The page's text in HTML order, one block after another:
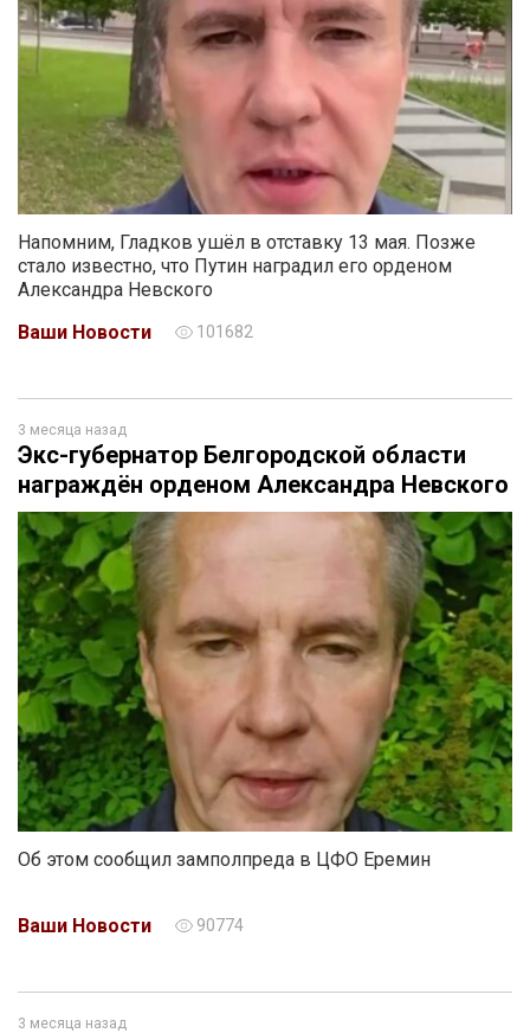
Напомним, Гладков ушёл в отставку 13 мая. Позже
стало известно, что Путин наградил его орденом
Александра Невского
Ваши Новости
101682
3 месяца назад
Экс-губернатор Белгородской области
награждён орденом Александра Невского
Об этом сообщил замполпреда в ЦФО Еремин
Ваши Новости 90774
3 месяца назад